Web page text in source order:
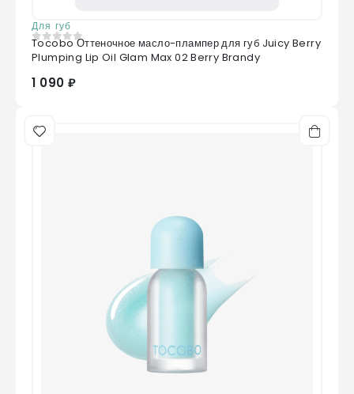
Для губ
0 из 5
Tocobo Оттеночное масло-плампер для губ Juicy Berry
Plumping Lip Oil Glam Max 02 Berry Brandy
1 090 ₽